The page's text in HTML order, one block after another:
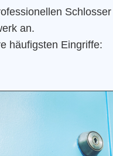
an.
häufigsten Eingriffe: